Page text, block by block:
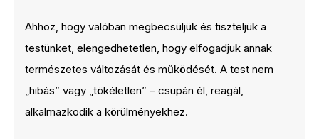
Ahhoz, hogy valóban megbecsüljük és tiszteljük a
testünket, elengedhetetlen, hogy elfogadjuk annak
természetes változását és működését. A test nem
„hibás” vagy „tökéletlen” – csupán él, reagál,
alkalmazkodik a körülményekhez.